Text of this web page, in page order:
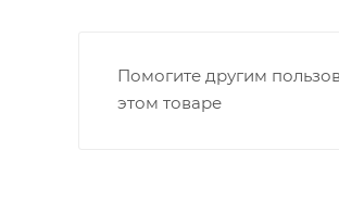
Помогите другим
этом товаре